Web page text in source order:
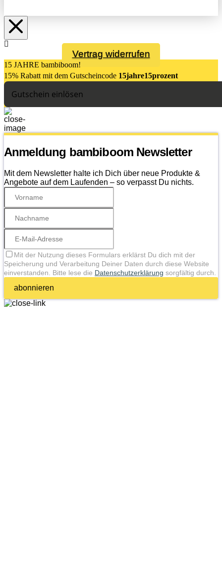
Vertrag widerrufen
15 JAHRE bambiboom!
15% Rabatt mit dem Gutscheincode 15jahre15prozent
Gutschein einlösen
Anmeldung bambiboom Newsletter
Mit dem Newsletter halte ich Dich über neue Produkte &
Angebote auf dem Laufenden – so verpasst Du nichts.
Mit der Nutzung dieses Formulars erklärst Du dich mit der
Speicherung und Verarbeitung Deiner Daten durch diese Website
einverstanden. Bitte lese die Datenschutzerklärung sorgfältig durch.
abonnieren